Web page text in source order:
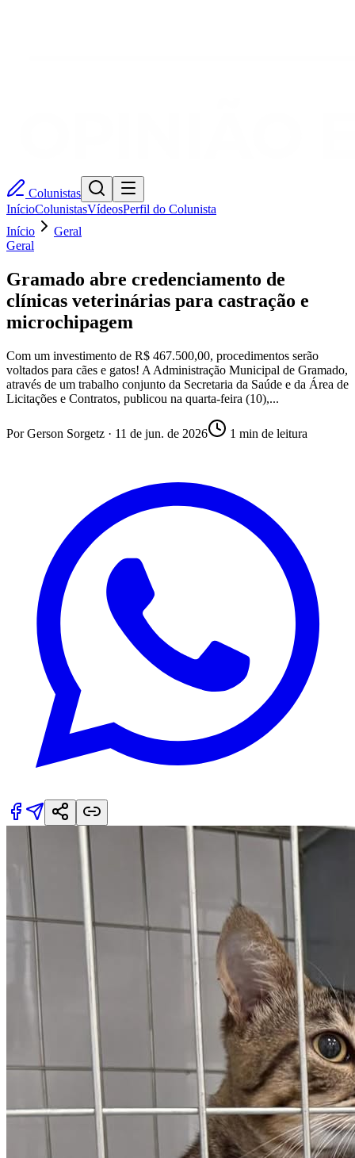
Colunistas
InícioColunistasVídeosPerfil do Colunista
Início
Geral
Geral
Gramado abre credenciamento de
clínicas veterinárias para castração e
microchipagem
Com um investimento de R$ 467.500,00, procedimentos serão
voltados para cães e gatos! A Administração Municipal de Gramado,
através de um trabalho conjunto da Secretaria da Saúde e da Área de
Licitações e Contratos, publicou na quarta-feira (10),...
PorGerson Sorgetz · 11 de jun. de 2026 1 min de leitura